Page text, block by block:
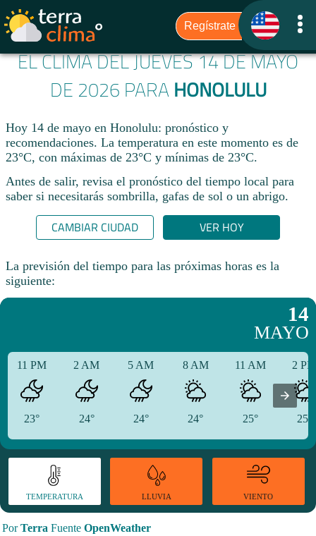
EL CLIMA DEL JUEVES 14 DE MAYO
DE 2026 PARA HONOLULU
Hoy 14 de mayo en Honolulu: pronóstico y
recomendaciones. La temperatura en este momento es de
23°C, con máximas de 23°C y mínimas de 23°C.
Antes de salir, revisa el pronóstico del tiempo local para
saber si necesitarás sombrilla, gafas de sol o un abrigo.
CAMBIAR CIUDAD VER HOY
La previsión del tiempo para las próximas horas es la
siguiente:
14
MAYO
11 PM
23°
2 AM
24°
5 AM
24°
8 AM
24°
11 AM
25°
2
25°
TEMPERATURA LLUVIA VIENTO
PorTerra Fuente OpenWeather